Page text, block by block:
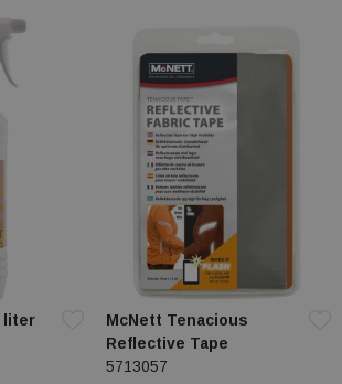
liter
McNett Tenacious
Reflective Tape
5713057